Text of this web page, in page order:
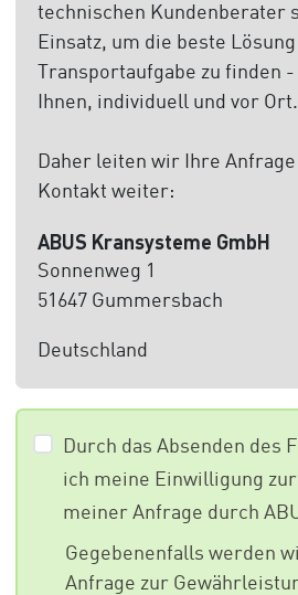
technischen Kundenberater
Einsatz, um die beste
Transportaufgabe zu finden
Ihnen, individuell und vor Ort.
Daher leiten wir Ihre
Kontakt weiter:
ABUS Kransysteme GmbH
Sonnenweg 1
51647 Gummersbach
Deutschland
Durch das Absenden des
ich meine Einwilligung
meiner Anfrage durch
Gegebenenfalls werden
Anfrage zur